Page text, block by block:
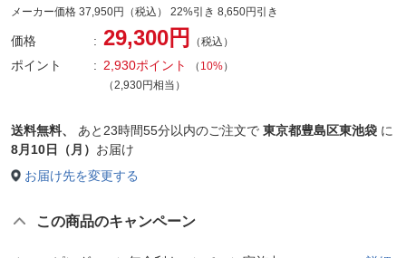
メーカー価格 37,950円（税込） 22%引き 8,650円引き
価格 29,300円 （税込）
ポイント 2,930ポイント （ 10%）
（2,930円相当）
送料無料、 あと 23時間55分以内のご注文で 東京都豊島区東池袋 に
8月10日（月） お届け
お届け先を変更する
この商品のキャンペーン